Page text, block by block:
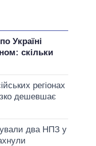
Україні
скільки
регіонах
дешевшає
два НПЗ у